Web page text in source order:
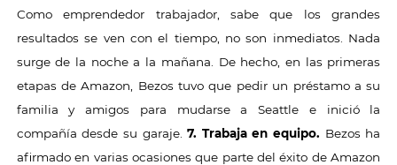
Como emprendedor trabajador, sabe que los grandes
resultados se ven con el tiempo, no son inmediatos. Nada
surge de la noche a la mañana. De hecho, en las primeras
etapas de Amazon, Bezos tuvo que pedir un préstamo a su
familia y amigos para mudarse a Seattle e inició la
compañía desde su garaje.7. Trabaja en equipo. Bezos ha
afirmado en varias ocasiones que parte del éxito de Amazon